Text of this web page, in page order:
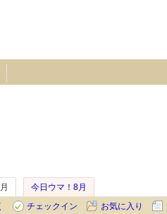
今日ウマ！8月
チェックイン お気に入り